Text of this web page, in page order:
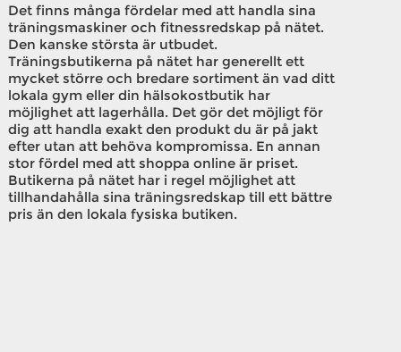
Det finns många fördelar med att handla sina
träningsmaskiner och fitnessredskap på nätet.
Den kanske största är utbudet.
Träningsbutikerna på nätet har generellt ett
mycket större och bredare sortiment än vad ditt
lokala gym eller din hälsokostbutik har
möjlighet att lagerhålla. Det gör det möjligt för
dig att handla exakt den produkt du är på jakt
efter utan att behöva kompromissa. En annan
stor fördel med att shoppa online är priset.
Butikerna på nätet har i regel möjlighet att
tillhandahålla sina träningsredskap till ett bättre
pris än den lokala fysiska butiken.